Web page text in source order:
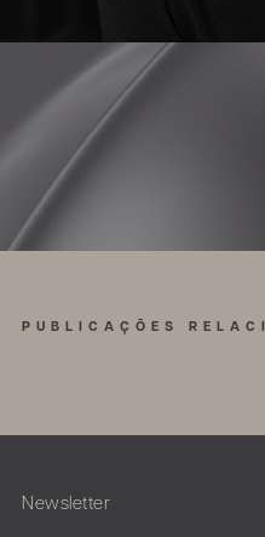
PUBLICAÇÕES
Newsletter